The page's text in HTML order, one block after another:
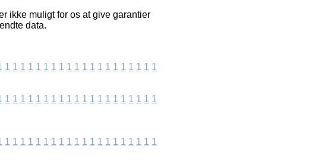
ikke muligt for os at give garantier
data.
1 1 1 1 1 1 1 1 1 1 1 1 1 1 1 1 1 1 1 1
1 1 1 1 1 1 1 1 1 1 1 1 1 1 1 1 1 1 1 1
1 1 1 1 1 1 1 1 1 1 1 1 1 1 1 1 1 1 1 1